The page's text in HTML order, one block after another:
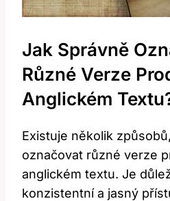
Jak Správně
Různé Verze
Anglickém
Existuje několik
označovat různé verze
anglickém textu. Je
konzistentní a jasný